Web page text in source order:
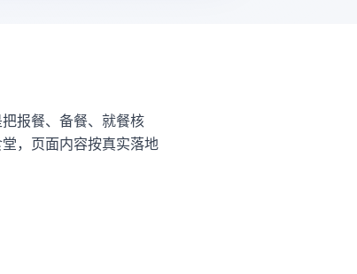
报餐、备餐、就餐核
，页面内容按真实落地